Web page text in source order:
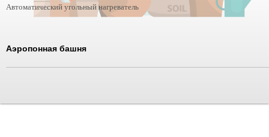
Автоматический угольный нагреватель
Аэропонная башня